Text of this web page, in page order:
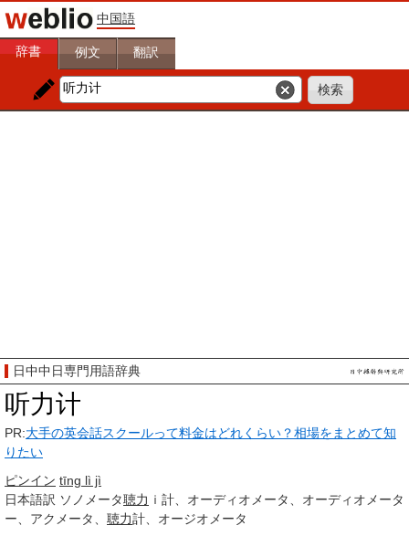
中国語
辞書 例文 翻訳
日中中日専門用語辞典
听力计
PR:大手の英会話スクールって料金はどれくらい？相場をまとめて知
りたい
ピンイン tīng lì jì
日本語訳 ソノメータ聴力 ｉ計、オーディオメータ、オーディオメータ
ー、アクメータ、 聴力計、オージオメータ